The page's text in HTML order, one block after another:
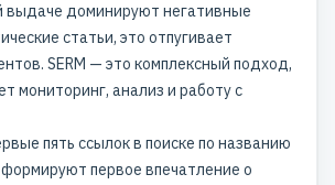
выдаче доминируют негативные
статьи, это отпугивает
SERM — это комплексный подход,
мониторинг, анализ и работу с
пять ссылок в поиске по названию
первое впечатление о